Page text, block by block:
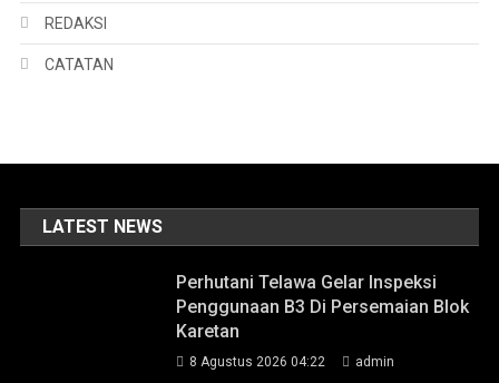
REDAKSI
CATATAN
LATEST NEWS
Perhutani Telawa Gelar Inspeksi
Penggunaan B3 Di Persemaian Blok
Karetan
8 Agustus 2026 04:22 admin